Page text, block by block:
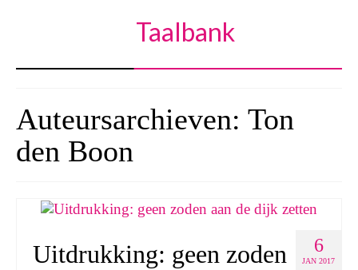
Taalbank
Auteursarchieven: Ton
den Boon
6
JAN 2017
Uitdrukking: geen zoden